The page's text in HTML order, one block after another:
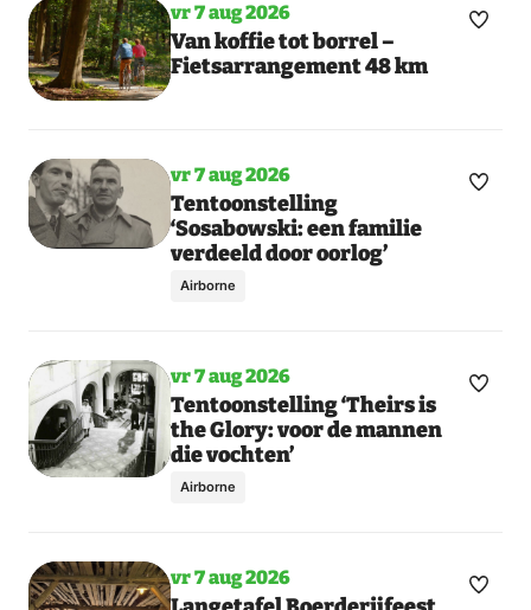
Toon
meer
vr 7 aug 2026
Van koffie tot borrel –
Fietsarrangement 48 km
Maak
Toon
meer
dagen
vr 7 aug 2026
Tentoonstelling
‘Sosabowski: een familie
verdeeld door oorlog’
Airborne
Maak
Toon
meer
dagen
vr 7 aug 2026
Tentoonstelling ‘Theirs is
the Glory: voor de mannen
die vochten’
Airborne
Maak
Toon
vr 7 aug 2026
Maak